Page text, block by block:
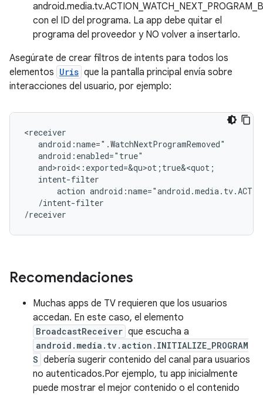
con el ID del programa. La app debe quitar el
programa del proveedor y NO volver a insertarlo.
Asegúrate de crear filtros de intents para todos los
elementos Uris que la pantalla principal envía sobre
interacciones del usuario, por ejemplo:
action
/intent-filter
Recomendaciones
Muchas apps de TV requieren que los usuarios
accedan. En este caso, el elemento
BroadcastReceiver que escucha a
android.media.tv.action.INITIALIZE_PROGRAM
S debería sugerir contenido del canal para usuarios
no autenticados.Por ejemplo, tu app inicialmente
puede mostrar el mejor contenido o el contenido